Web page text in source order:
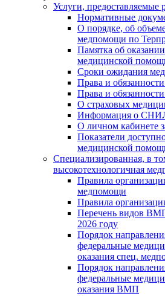
Услуги,
Нормативные
О порядке, об
медпомощи по
Памятка об
медицинской
Сроки ожидания
Права и
Права и обязанности
О страховых
Информация о
О личном кабинете
Показатели
медицинской
Специализированная, в
высокотехнологичная
Правила
медпомощи
Правила
Перечень видов
2026 году
Порядок
федеральные
оказания спец.
Порядок
федеральные
оказания ВМП